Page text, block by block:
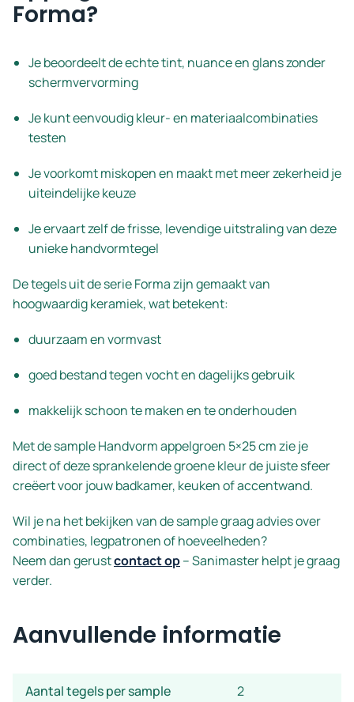
Forma?
Je beoordeelt de echte tint, nuance en glans zonder
schermvervorming
Je kunt eenvoudig kleur- en materiaalcombinaties
testen
Je voorkomt miskopen en maakt met meer zekerheid je
uiteindelijke keuze
Je ervaart zelf de frisse, levendige uitstraling van deze
unieke handvormtegel
De tegels uit de serie Forma zijn gemaakt van
hoogwaardig keramiek, wat betekent:
duurzaam en vormvast
goed bestand tegen vocht en dagelijks gebruik
makkelijk schoon te maken en te onderhouden
Met de sample Handvorm appelgroen 5×25 cm zie je
direct of deze sprankelende groene kleur de juiste sfeer
creëert voor jouw badkamer, keuken of accentwand.
Wil je na het bekijken van de sample graag advies over
combinaties, legpatronen of hoeveelheden?
Neem dan gerustcontact op– Sanimaster helpt je graag
verder.
Aanvullende informatie
Aantal tegels per sample 2